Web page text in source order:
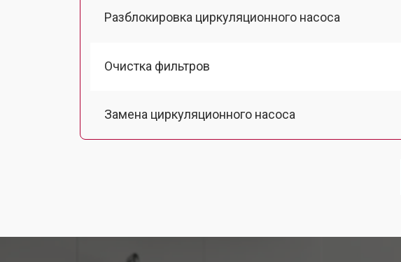
Разблокировка циркуляционного насоса
Очистка фильтров
Замена циркуляционного насоса